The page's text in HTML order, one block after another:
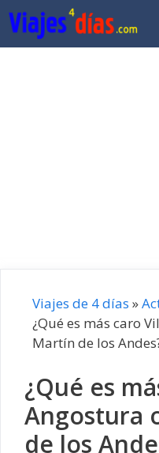
Saltar
al
contenido
Viajes de 4 días »
¿Qué es más caro
Martín de los
¿Qué es
Angostura
de los